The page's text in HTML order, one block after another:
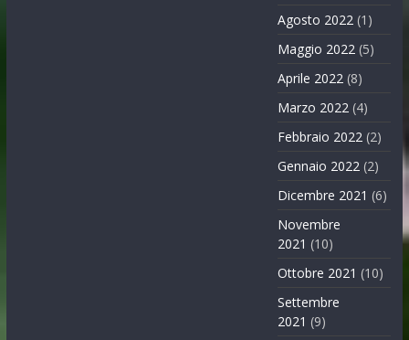
Agosto 2022 (1)
Maggio 2022 (5)
Aprile 2022 (8)
Marzo 2022 (4)
Febbraio 2022 (2)
Gennaio 2022 (2)
Dicembre 2021 (6)
Novembre
2021 (10)
Ottobre 2021 (10)
Settembre
2021 (9)